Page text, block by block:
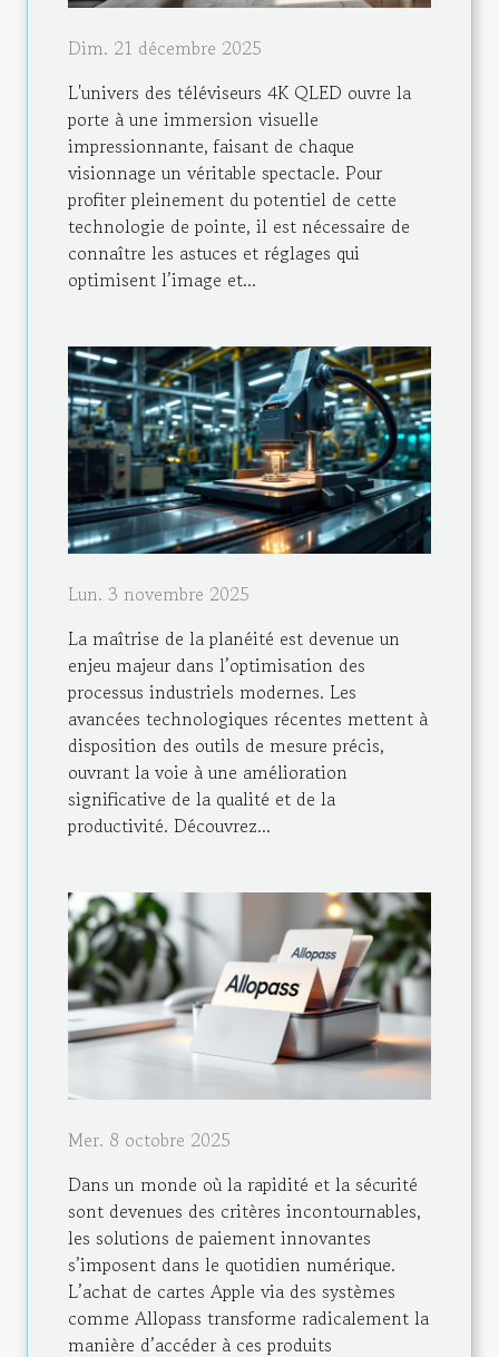
Dim. 21 décembre 2025
L'univers des téléviseurs 4K QLED ouvre la
porte à une immersion visuelle
impressionnante, faisant de chaque
visionnage un véritable spectacle. Pour
profiter pleinement du potentiel de cette
technologie de pointe, il est nécessaire de
connaître les astuces et réglages qui
optimisent l’image et...
Lun. 3 novembre 2025
La maîtrise de la planéité est devenue un
enjeu majeur dans l’optimisation des
processus industriels modernes. Les
avancées technologiques récentes mettent à
disposition des outils de mesure précis,
ouvrant la voie à une amélioration
significative de la qualité et de la
productivité. Découvrez...
Mer. 8 octobre 2025
Dans un monde où la rapidité et la sécurité
sont devenues des critères incontournables,
les solutions de paiement innovantes
s’imposent dans le quotidien numérique.
L’achat de cartes Apple via des systèmes
comme Allopass transforme radicalement la
manière d’accéder à ces produits